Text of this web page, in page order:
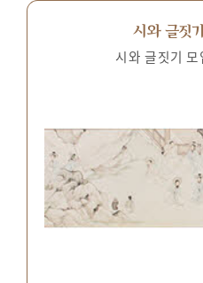
시와 글짓
시와 글짓기